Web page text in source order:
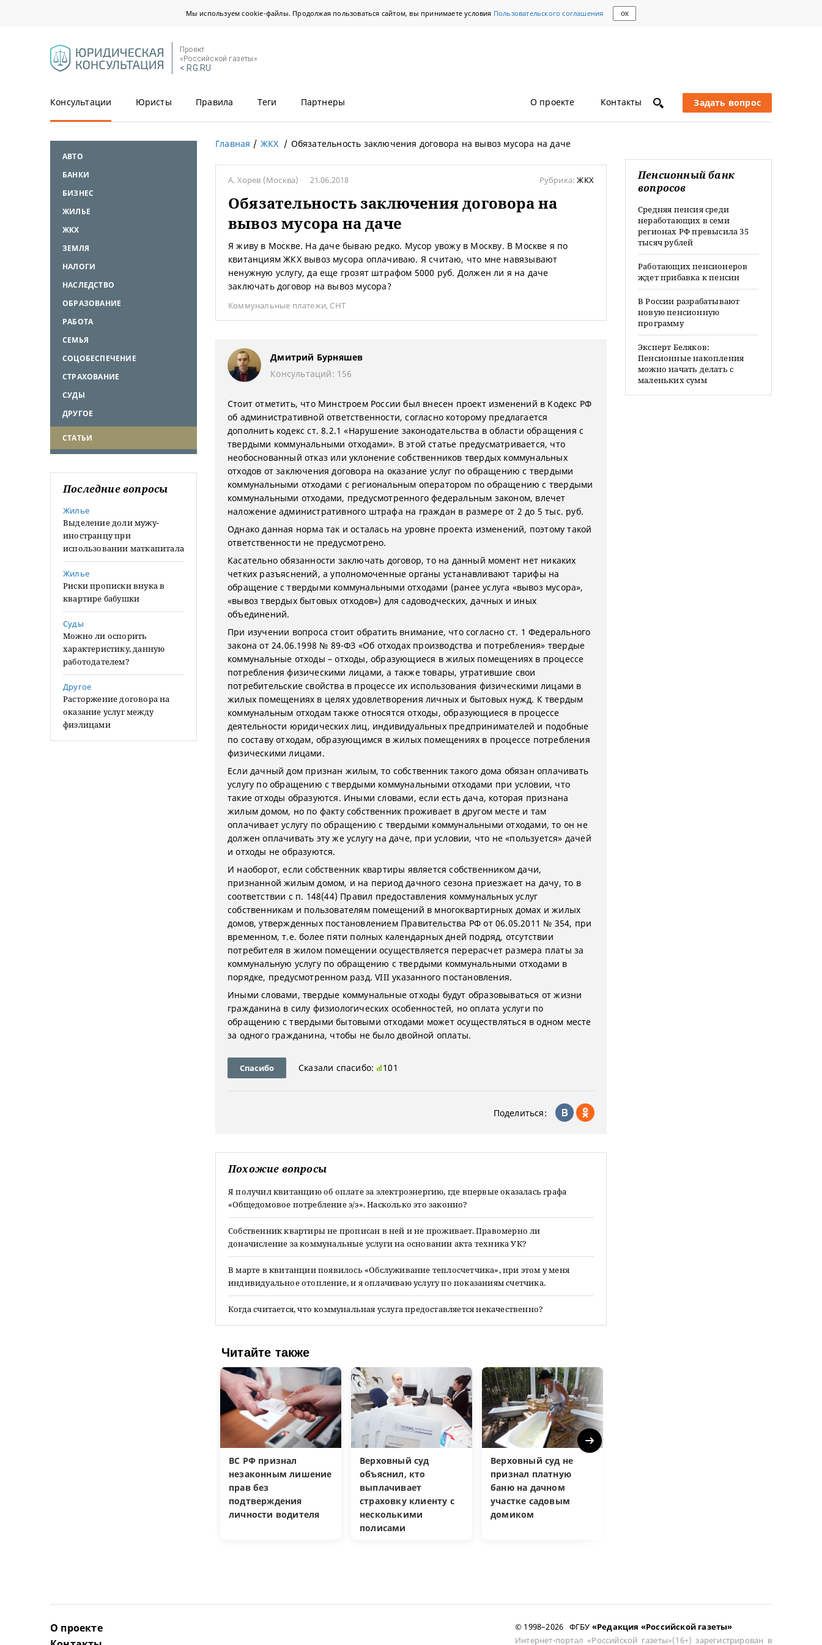
Мы используем cookie-файлы. Продолжая пользоваться сайтом, вы принимаете условия Пользовательского соглашения ОК
Проект
«Российской газеты»
< RG.RU
Консультации Юристы Правила Теги Партнеры О проекте Контакты Задать вопрос
АВТО
БАНКИ
БИЗНЕС
ЖИЛЬЕ
ЖКХ
ЗЕМЛЯ
НАЛОГИ
НАСЛЕДСТВО
ОБРАЗОВАНИЕ
РАБОТА
СЕМЬЯ
СОЦОБЕСПЕЧЕНИЕ
СТРАХОВАНИЕ
СУДЫ
ДРУГОЕ
СТАТЬИ
Последние вопросы
Жилье
Выделение доли мужу-
иностранцу при
использовании маткапитала
Жилье
Риски прописки внука в
квартире бабушки
Суды
Можно ли оспорить
характеристику, данную
работодателем?
Другое
Расторжение договора на
оказание услуг между
физлицами
Главная ЖКХ Обязательность заключения договора на вывоз мусора на даче
А. Хорев (Москва) 21.06.2018 Рубрика:ЖКХ
Обязательность заключения договора на
вывоз мусора на даче
Я живу в Москве. На даче бываю редко. Мусор увожу в Москву. В Москве я по
квитанциям ЖКХ вывоз мусора оплачиваю. Я считаю, что мне навязывают
ненужную услугу, да еще грозят штрафом 5000 руб. Должен ли я на даче
заключать договор на вывоз мусора?
Коммунальные платежи, СНТ
Дмитрий Бурняшев
Консультаций: 156
Стоит отметить, что Минстроем России был внесен проект изменений в Кодекс РФ
об административной ответственности, согласно которому предлагается
дополнить кодекс ст. 8.2.1 «Нарушение законодательства в области обращения с
твердыми коммунальными отходами». В этой статье предусматривается, что
необоснованный отказ или уклонение собственников твердых коммунальных
отходов от заключения договора на оказание услуг по обращению с твердыми
коммунальными отходами с региональным оператором по обращению с твердыми
коммунальными отходами, предусмотренного федеральным законом, влечет
наложение административного штрафа на граждан в размере от 2 до 5 тыс. руб.
Однако данная норма так и осталась на уровне проекта изменений, поэтому такой
ответственности не предусмотрено.
Касательно обязанности заключать договор, то на данный момент нет никаких
четких разъяснений, а уполномоченные органы устанавливают тарифы на
обращение с твердыми коммунальными отходами (ранее услуга «вывоз мусора»,
«вывоз твердых бытовых отходов») для садоводческих, дачных и иных
объединений.
При изучении вопроса стоит обратить внимание, что согласно ст. 1 Федерального
закона от 24.06.1998 № 89-ФЗ «Об отходах производства и потребления» твердые
коммунальные отходы – отходы, образующиеся в жилых помещениях в процессе
потребления физическими лицами, а также товары, утратившие свои
потребительские свойства в процессе их использования физическими лицами в
жилых помещениях в целях удовлетворения личных и бытовых нужд. К твердым
коммунальным отходам также относятся отходы, образующиеся в процессе
деятельности юридических лиц, индивидуальных предпринимателей и подобные
по составу отходам, образующимся в жилых помещениях в процессе потребления
физическими лицами.
Если дачный дом признан жилым, то собственник такого дома обязан оплачивать
услугу по обращению с твердыми коммунальными отходами при условии, что
такие отходы образуются. Иными словами, если есть дача, которая признана
жилым домом, но по факту собственник проживает в другом месте и там
оплачивает услугу по обращению с твердыми коммунальными отходами, то он не
должен оплачивать эту же услугу на даче, при условии, что не «пользуется» дачей
и отходы не образуются.
И наоборот, если собственник квартиры является собственником дачи,
признанной жилым домом, и на период дачного сезона приезжает на дачу, то в
соответствии с п. 148(44) Правил предоставления коммунальных услуг
собственникам и пользователям помещений в многоквартирных домах и жилых
домов, утвержденных постановлением Правительства РФ от 06.05.2011 № 354, при
временном, т.е. более пяти полных календарных дней подряд, отсутствии
потребителя в жилом помещении осуществляется перерасчет размера платы за
коммунальную услугу по обращению с твердыми коммунальными отходами в
порядке, предусмотренном разд. VIII указанного постановления.
Иными словами, твердые коммунальные отходы будут образовываться от жизни
гражданина в силу физиологических особенностей, но оплата услуги по
обращению с твердыми бытовыми отходами может осуществляться в одном месте
за одного гражданина, чтобы не было двойной оплаты.
Спасибо Сказали спасибо: 101
Поделиться:
Похожие вопросы
Я получил квитанцию об оплате за электроэнергию, где впервые оказалась графа
«Общедомовое потребление э/э». Насколько это законно?
Собственник квартиры не прописан в ней и не проживает. Правомерно ли
доначисление за коммунальные услуги на основании акта техника УК?
В марте в квитанции появилось «Обслуживание теплосчетчика», при этом у меня
индивидуальное отопление, и я оплачиваю услугу по показаниям счетчика.
Когда считается, что коммунальная услуга предоставляется некачественно?
Читайте также
ВС РФ признал
незаконным лишение
прав без
подтверждения
личности водителя
Верховный суд
объяснил, кто
выплачивает
страховку клиенту с
несколькими
полисами
Верховный суд не
признал платную
баню на дачном
участке садовым
домиком
Next
Пенсионный банк
вопросов
Средняя пенсия среди
неработающих в семи
регионах РФ превысила 35
тысяч рублей
Работающих пенсионеров
ждет прибавка к пенсии
В России разрабатывают
новую пенсионную
программу
Эксперт Беляков:
Пенсионные накопления
можно начать делать с
маленьких сумм
О проекте
© 1998–2026 ФГБУ «Редакция «Российской газеты»
Интернет-портал «Российской газеты»(16+) зарегистрирован в